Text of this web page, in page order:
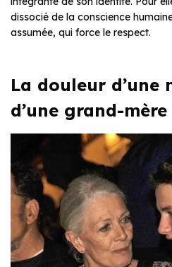
dissocié de la conscience
assumée, qui force le respect.
La douleur d’une
d’une grand-mère